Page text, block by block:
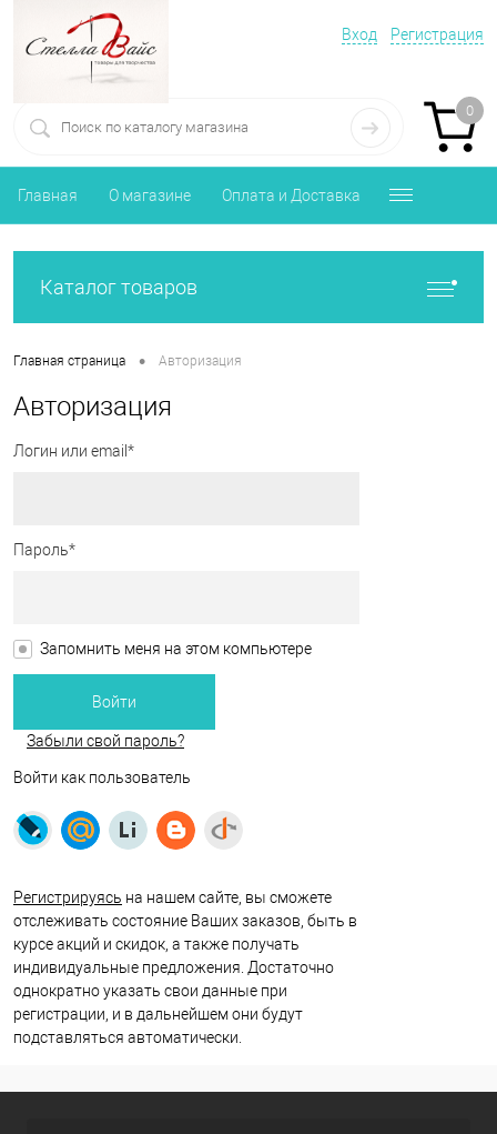
Вход Регистрация
0
Главная О магазине Оплата и Доставка
Каталог товаров
Главная страница • Авторизация
Авторизация
Логин или email*
Пароль*
Запомнить меня на этом компьютере
Забыли свой пароль?
Войти как пользователь
Регистрируясь на нашем сайте, вы сможете
отслеживать состояние Ваших заказов, быть в
курсе акций и скидок, а также получать
индивидуальные предложения. Достаточно
однократно указать свои данные при
регистрации, и в дальнейшем они будут
подставляться автоматически.